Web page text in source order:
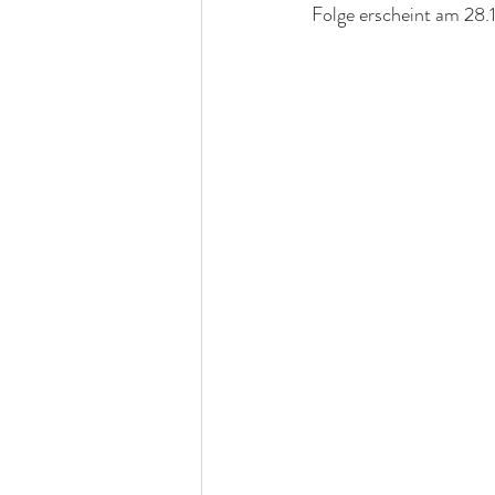
Folge erscheint am